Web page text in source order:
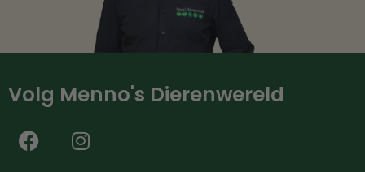
Volg Menno's Dierenwereld